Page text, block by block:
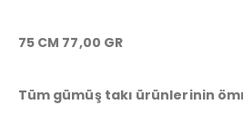
75 CM 77,00 GR
Tüm gümüş takı ürünlerinin